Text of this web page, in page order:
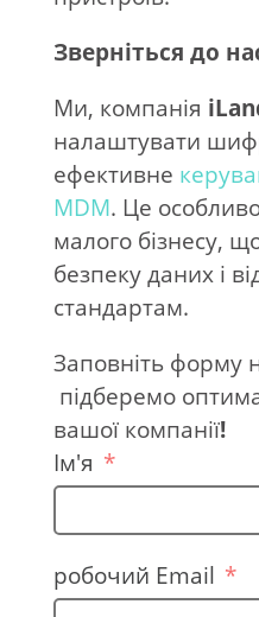
Зверніться до
Ми, компанія
налаштувати
ефективне
MDM. Це
малого бізнесу,
безпеку даних і
стандартам.
Заповніть форму
підберемо
вашої компанії!
Ім'я
робочий Email